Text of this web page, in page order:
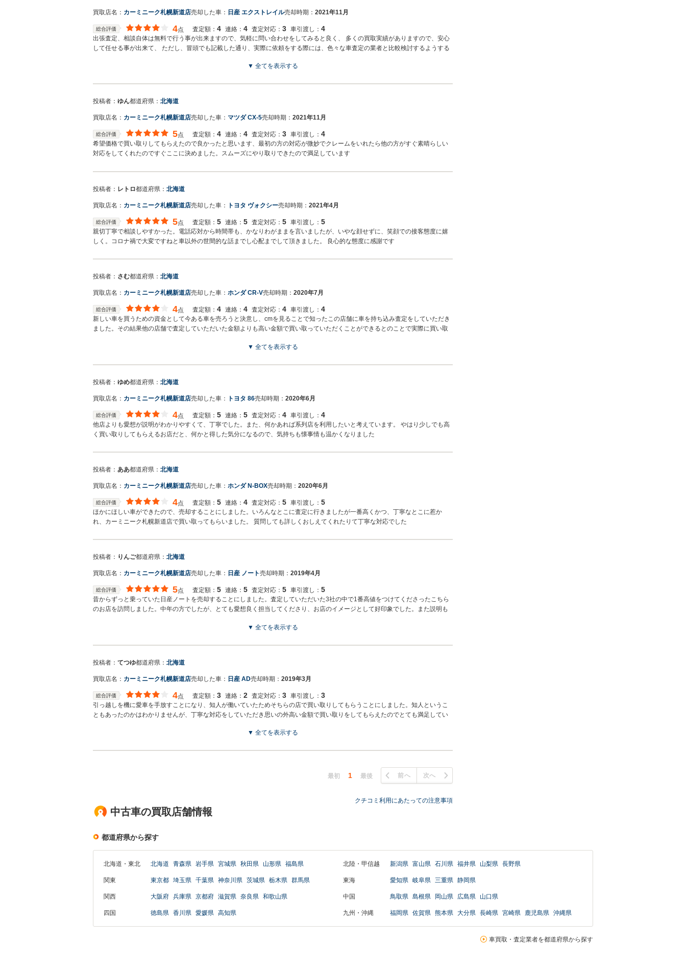
買取店名： カーミニーク札幌新道店売却した車： 日産 エクストレイル売却時期： 2021年11月
総合評価 4点 査定額： 4 連絡： 4 査定対応： 3 車引渡し： 4
出張査定、相談自体は無料で行う事が出来ますので、気軽に問い合わせをしてみると良く、 多くの買取実績がありますので、安心
して任せる事が出来て、 ただし、冒頭でも記載した通り、実際に依頼をする際には、色々な車査定の業者と比較検討するようする
▼ 全てを表示する
投稿者： ゆん都道府県： 北海道
買取店名： カーミニーク札幌新道店売却した車： マツダ CX-5売却時期： 2021年11月
総合評価 5点 査定額： 4 連絡： 4 査定対応： 3 車引渡し： 4
希望価格で買い取りしてもらえたので良かったと思います、最初の方の対応が微妙でクレームをいれたら他の方がすぐ素晴らしい
対応をしてくれたのですぐここに決めました。スムーズにやり取りできたので満足しています
投稿者： レトロ都道府県： 北海道
買取店名： カーミニーク札幌新道店売却した車： トヨタ ヴォクシー売却時期： 2021年4月
総合評価 5点 査定額： 5 連絡： 5 査定対応： 5 車引渡し： 5
親切丁寧で相談しやすかった。電話応対から時間帯も、かなりわがままを言いましたが、いやな顔せずに、笑顔での接客態度に嬉
しく。コロナ禍で大変ですねと車以外の世間的な話までし心配までして頂きました。 良心的な態度に感謝です
投稿者： さむ都道府県： 北海道
買取店名： カーミニーク札幌新道店売却した車： ホンダ CR-V売却時期： 2020年7月
総合評価 4点 査定額： 4 連絡： 4 査定対応： 4 車引渡し： 4
新しい車を買うための資金として今ある車を売ろうと決意し、cmを見ることで知ったこの店舗に車を持ち込み査定をしていただき
ました。その結果他の店舗で査定していただいた金額よりも高い金額で買い取っていただくことができるとのことで実際に買い取
▼ 全てを表示する
投稿者： ゆめ都道府県： 北海道
買取店名： カーミニーク札幌新道店売却した車： トヨタ 86売却時期： 2020年6月
総合評価 4点 査定額： 5 連絡： 5 査定対応： 4 車引渡し： 4
他店よりも愛想が説明がわかりやすくて、丁寧でした。また、何かあれば系列店を利用したいと考えています。 やはり少しでも高
く買い取りしてもらえるお店だと、何かと得した気分になるので、気持ちも懐事情も温かくなりました
投稿者： ああ都道府県： 北海道
買取店名： カーミニーク札幌新道店売却した車： ホンダ N-BOX売却時期： 2020年6月
総合評価 4点 査定額： 5 連絡： 4 査定対応： 5 車引渡し： 5
ほかにほしい車ができたので、売却することにしました。いろんなとこに査定に行きましたが一番高くかつ、丁寧なとこに惹か
れ、カーミニーク札幌新道店で買い取ってもらいました。 質問しても詳しくおしえてくれたりて丁寧な対応でした
投稿者： りんご都道府県： 北海道
買取店名： カーミニーク札幌新道店売却した車： 日産 ノート売却時期： 2019年4月
総合評価 5点 査定額： 5 連絡： 5 査定対応： 5 車引渡し： 5
昔からずっと乗っていた日産ノートを売却することにしました。査定していただいた3社の中で1番高値をつけてくださったこちら
のお店を訪問しました。中年の方でしたが、とても愛想良く担当してくださり、お店のイメージとして好印象でした。また説明も
▼ 全てを表示する
投稿者： てつゆ都道府県： 北海道
買取店名： カーミニーク札幌新道店売却した車： 日産 AD売却時期： 2019年3月
総合評価 4点 査定額： 3 連絡： 2 査定対応： 3 車引渡し： 3
引っ越しを機に愛車を手放すことになり、知人が働いていたためそちらの店で買い取りしてもらうことにしました。知人というこ
ともあったのかはわかりませんが、丁寧な対応をしていただき思いの外高い金額で買い取りをしてもらえたのでとても満足してい
▼ 全てを表示する
最初 1 最後 前へ 次へ
クチコミ利用にあたっての注意事項
中古車の買取店舗情報
都道府県から探す
北海道・東北 北海道 青森県 岩手県 宮城県 秋田県 山形県 福島県
関東 東京都 埼玉県 千葉県 神奈川県 茨城県 栃木県 群馬県
関西 大阪府 兵庫県 京都府 滋賀県 奈良県 和歌山県
四国 徳島県 香川県 愛媛県 高知県
北陸・甲信越 新潟県 富山県 石川県 福井県 山梨県 長野県
東海 愛知県 岐阜県 三重県 静岡県
中国 鳥取県 島根県 岡山県 広島県 山口県
九州・沖縄 福岡県 佐賀県 熊本県 大分県 長崎県 宮崎県 鹿児島県 沖縄県
車買取・査定業者を都道府県から探す